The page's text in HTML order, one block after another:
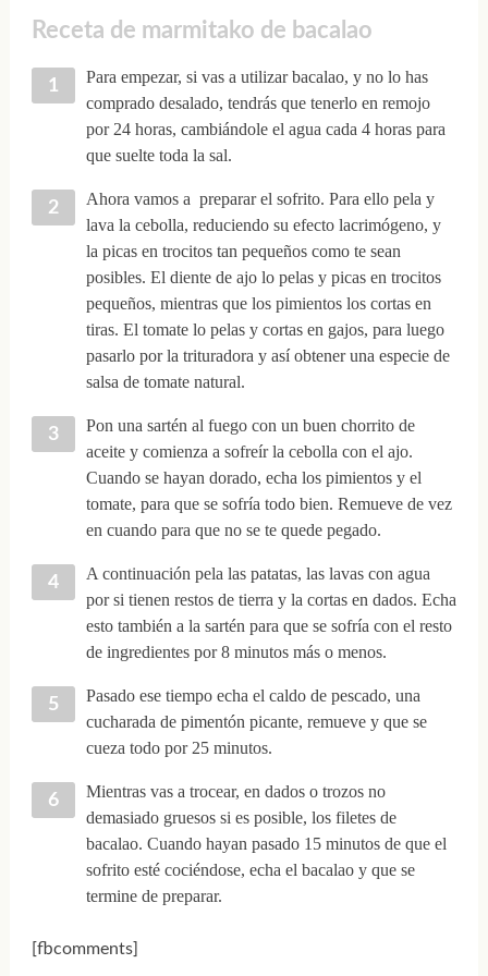
Receta de marmitako de bacalao
Para empezar, si vas a utilizar bacalao, y no lo has
comprado desalado, tendrás que tenerlo en remojo
por 24 horas, cambiándole el agua cada 4 horas para
que suelte toda la sal.
Ahora vamos a preparar el sofrito. Para ello pela y
lava la cebolla, reduciendo su efecto lacrimógeno, y
la picas en trocitos tan pequeños como te sean
posibles. El diente de ajo lo pelas y picas en trocitos
pequeños, mientras que los pimientos los cortas en
tiras. El tomate lo pelas y cortas en gajos, para luego
pasarlo por la trituradora y así obtener una especie de
salsa de tomate natural.
Pon una sartén al fuego con un buen chorrito de
aceite y comienza a sofreír la cebolla con el ajo.
Cuando se hayan dorado, echa los pimientos y el
tomate, para que se sofría todo bien. Remueve de vez
en cuando para que no se te quede pegado.
A continuación pela las patatas, las lavas con agua
por si tienen restos de tierra y la cortas en dados. Echa
esto también a la sartén para que se sofría con el resto
de ingredientes por 8 minutos más o menos.
Pasado ese tiempo echa el caldo de pescado, una
cucharada de pimentón picante, remueve y que se
cueza todo por 25 minutos.
Mientras vas a trocear, en dados o trozos no
demasiado gruesos si es posible, los filetes de
bacalao. Cuando hayan pasado 15 minutos de que el
sofrito esté cociéndose, echa el bacalao y que se
termine de preparar.
[fbcomments]